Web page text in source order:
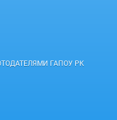
ГАПОУ РК